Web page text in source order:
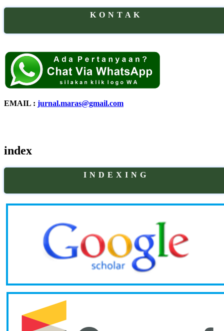
K O N T A K
EMAIL : jurnal.maras@gmail.com
index
I N D E X I N G